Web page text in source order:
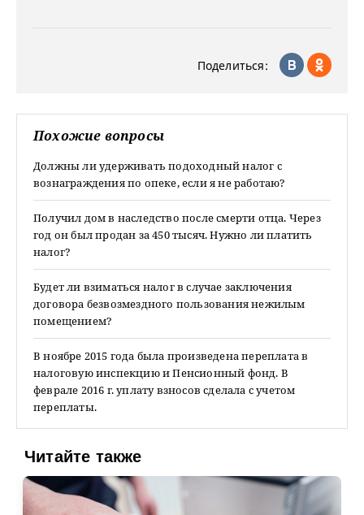
Поделиться:
Похожие вопросы
Должны ли удерживать подоходный налог с
вознаграждения по опеке, если я не работаю?
Получил дом в наследство после смерти отца. Через
год он был продан за 450 тысяч. Нужно ли платить
налог?
Будет ли взиматься налог в случае заключения
договора безвозмездного пользования нежилым
помещением?
В ноябре 2015 года была произведена переплата в
налоговую инспекцию и Пенсионный фонд. В
феврале 2016 г. уплату взносов сделала с учетом
переплаты.
Читайте также